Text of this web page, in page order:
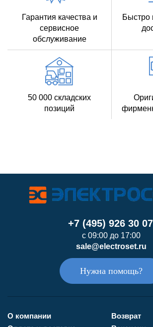
Гарантия качества и
сервисное
обслуживание
Быстро
50 000 складских
позиций
+7 (495) 926 30 07
с 09:00 до 17:00
sale@electroset.ru
Нужна помощь?
О компании
Возврат